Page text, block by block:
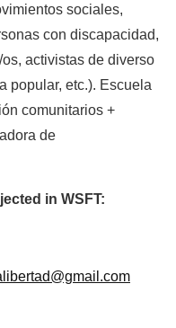
sociales,
con discapacidad,
activistas de diverso
popular, etc.). Escuela
comunitarios +
de
in WSFT: